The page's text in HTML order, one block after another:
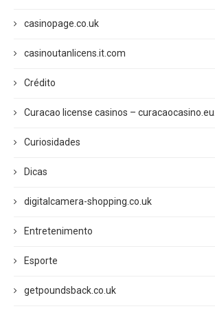
casinopage.co.uk
casinoutanlicens.it.com
Crédito
Curacao license casinos –
Curiosidades
Dicas
digitalcamera-shopping.co.uk
Entretenimento
Esporte
getpoundsback.co.uk